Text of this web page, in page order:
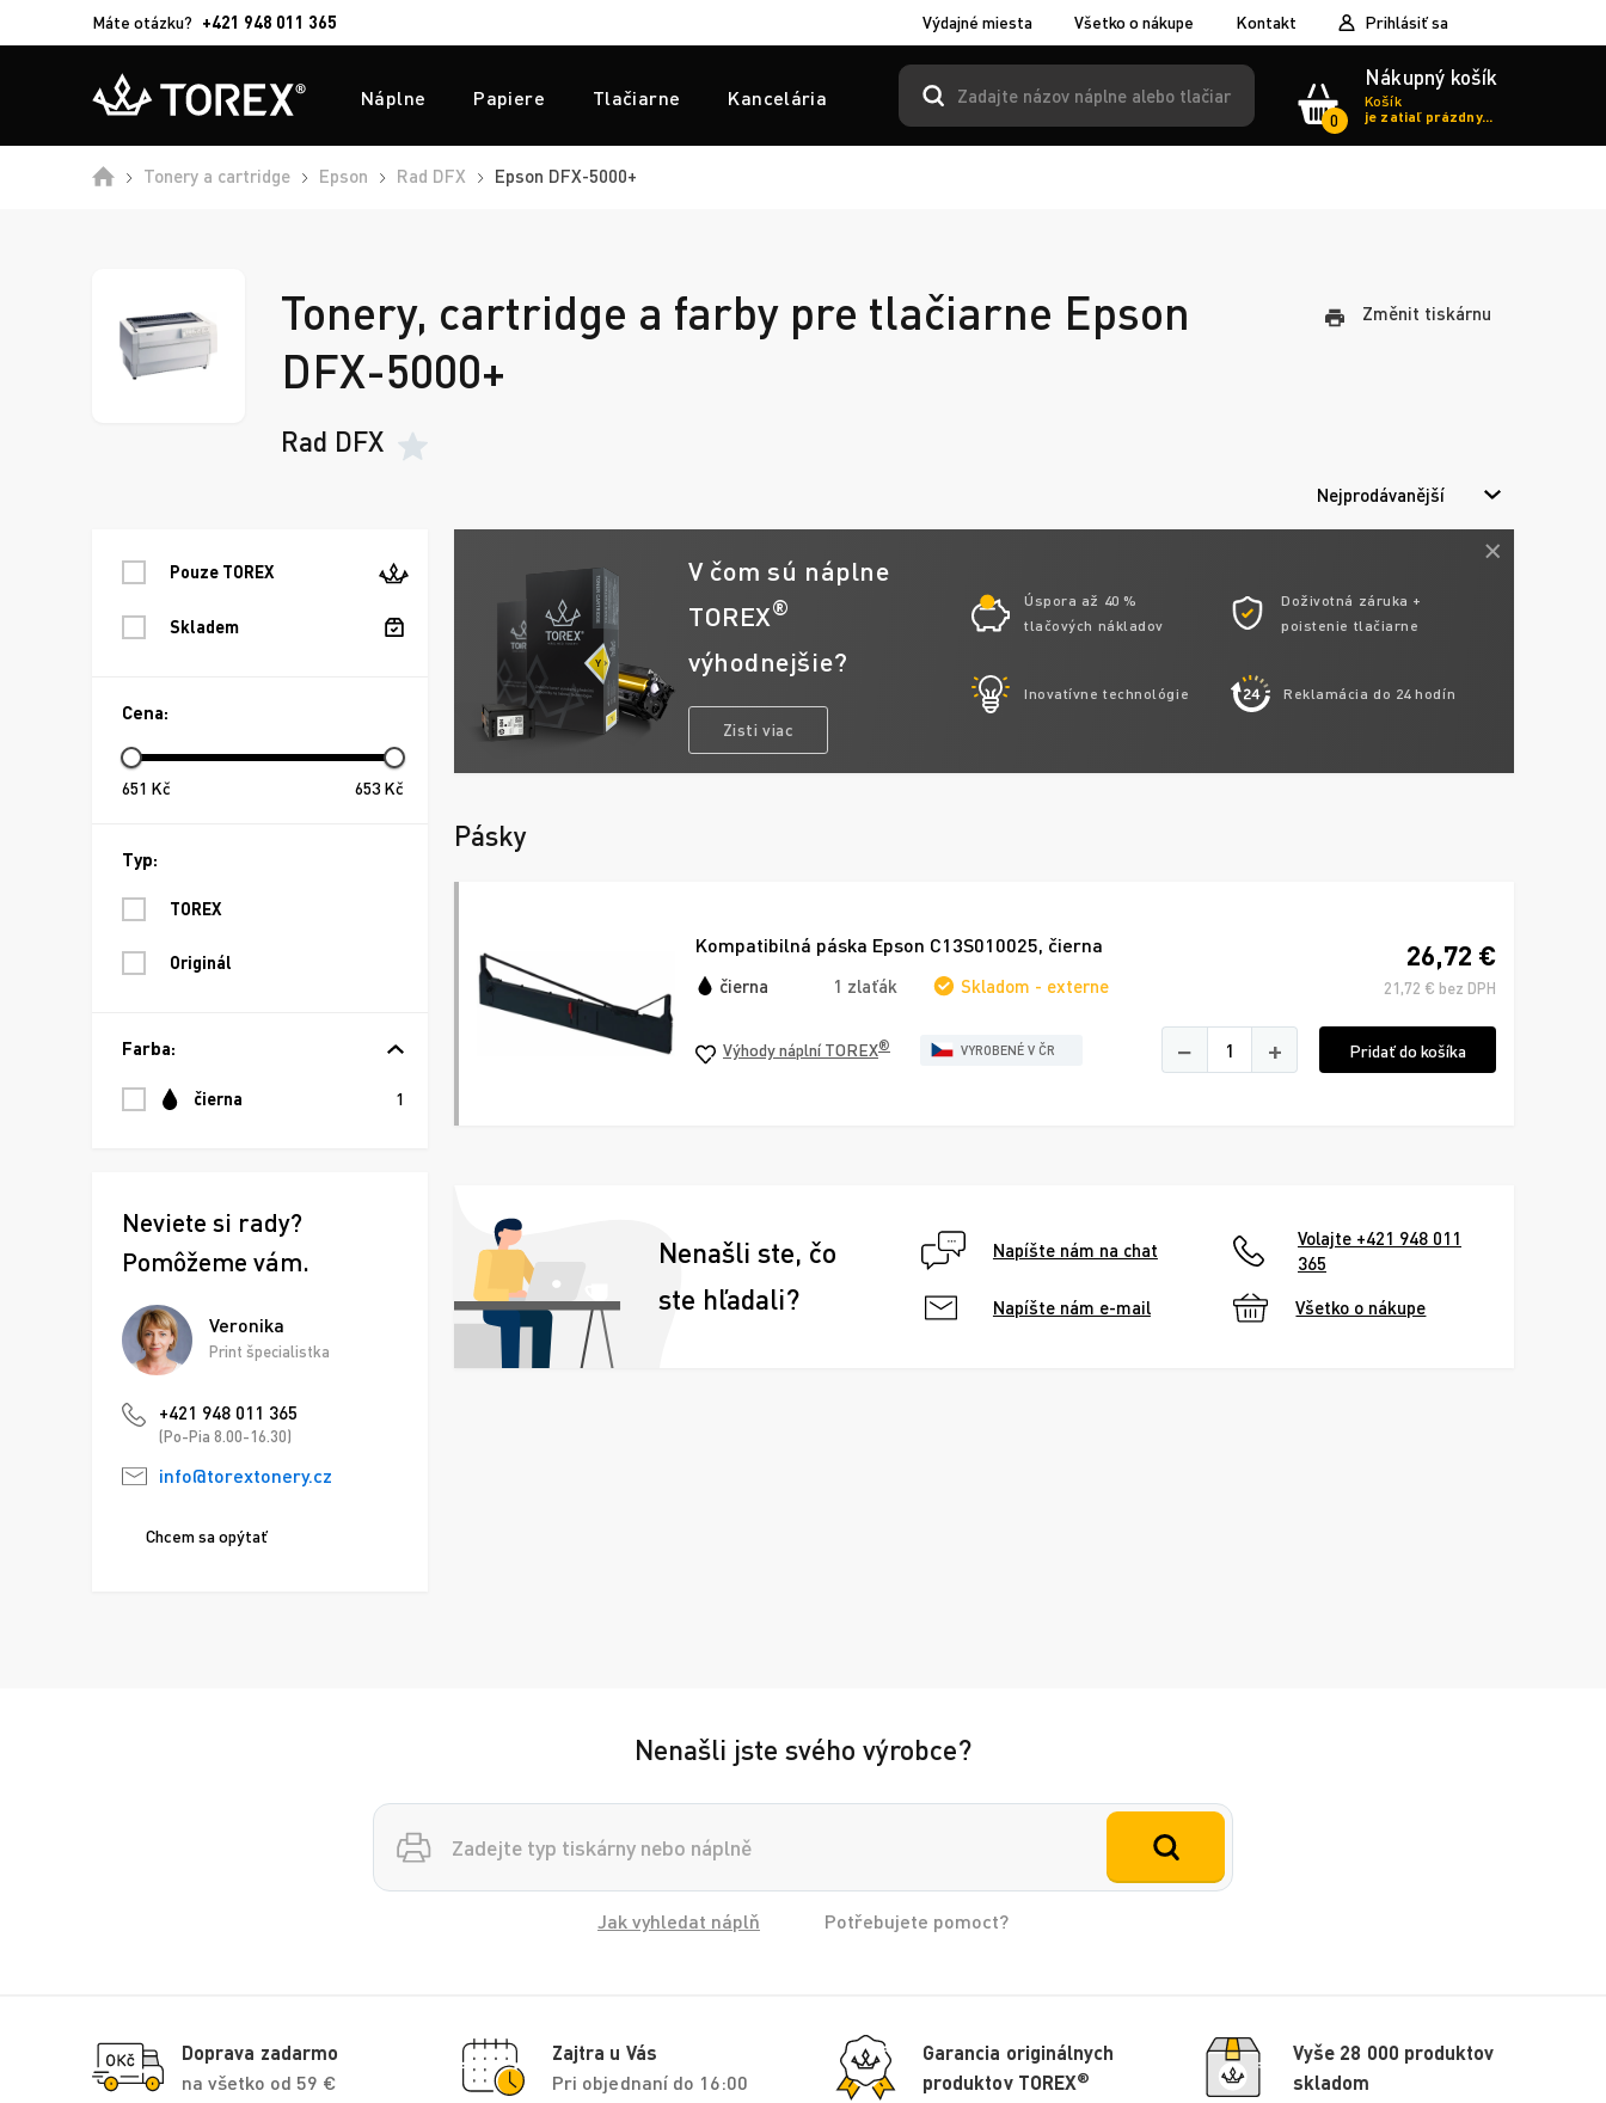
Máte otázku? +421 948 011 365 Výdajné miesta Všetko o nákupe Kontakt Prihlásiť sa
Náplne Papiere Tlačiarne Kancelária
0
Nákupný košík
Košík
je zatiaľ prázdny...
Tonery a cartridge Epson Rad DFX Epson DFX-5000+
Tonery, cartridge a farby pre tlačiarne Epson
DFX-5000+
Rad DFX
Změnit tiskárnu
Nejprodávanější
Pouze TOREX
Skladem
Cena:
651 Kč 653 Kč
Typ:
TOREX
Originál
Farba:
čierna 1
Neviete si rady?
Pomôžeme vám.
Veronika
Print špecialistka
+421 948 011 365
(Po-Pia 8.00-16.30)
info@torextonery.cz
Chcem sa opýtať
V čom sú náplne
TOREX®
výhodnejšie?
Zisti viac
Úspora až 40 %
tlačových nákladov
Doživotná záruka +
poistenie tlačiarne
Inovatívne technológie Reklamácia do 24 hodín
Pásky
Kompatibilná páska Epson C13S010025, čierna
čierna 1 zlaťák Skladom - externe
26,72 €
21,72 € bez DPH
Výhody náplní TOREX® VYROBENÉ V ČR − + Pridať do košíka
Nenašli ste, čo
ste hľadali?
Napíšte nám na chat
Volajte +421 948 011
365
Napíšte nám e-mail Všetko o nákupe
Nenašli jste svého výrobce?
Vyhledávání
Jak vyhledat náplň Potřebujete pomoct?
Doprava zadarmo
na všetko od 59 €
Zajtra u Vás
Pri objednaní do 16:00
Garancia originálnych
produktov TOREX®
Vyše 28 000 produktov
skladom